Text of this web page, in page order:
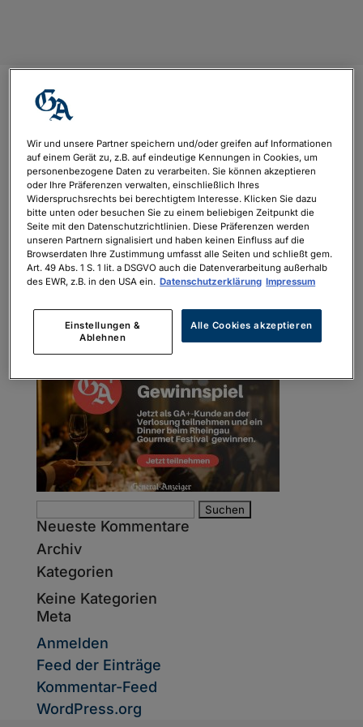
Gewinnspiel-Header
1200×600 (4)
vonLena Oechsle|Dez. 21, 2023
nach:
Neueste Kommentare
Archiv
Kategorien
Keine Kategorien
Meta
Anmelden
Feed der Einträge
Kommentar-Feed
WordPress.org
Wir und unsere Partner speichern und/oder greifen auf Informationen
auf einem Gerät zu, z.B. auf eindeutige Kennungen in Cookies, um
personenbezogene Daten zu verarbeiten. Sie können akzeptieren
oder Ihre Präferenzen verwalten, einschließlich Ihres
Widerspruchsrechts bei berechtigtem Interesse. Klicken Sie dazu
bitte unten oder besuchen Sie zu einem beliebigen Zeitpunkt die
Seite mit den Datenschutzrichtlinien. Diese Präferenzen werden
unseren Partnern signalisiert und haben keinen Einfluss auf die
Browserdaten Ihre Zustimmung umfasst alle Seiten und schließt gem.
Art. 49 Abs. 1 S. 1 lit. a DSGVO auch die Datenverarbeitung außerhalb
des EWR, z.B. in den USA ein. Datenschutzerklärung Impressum
Einstellungen &
Ablehnen
Alle Cookies akzeptieren